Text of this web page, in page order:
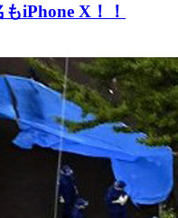
iPhone X！！